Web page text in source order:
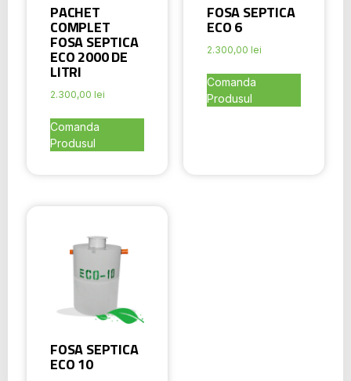
PACHET
COMPLET
FOSA SEPTICA
ECO 2000 DE
LITRI
2.300,00 lei
Comanda
Produsul
FOSA SEPTICA
ECO 6
2.300,00 lei
Comanda
Produsul
FOSA SEPTICA
ECO 10